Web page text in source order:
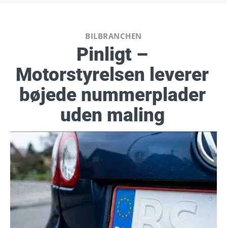
BILBRANCHEN
Pinligt –
Motorstyrelsen leverer
bøjede nummerplader
uden maling